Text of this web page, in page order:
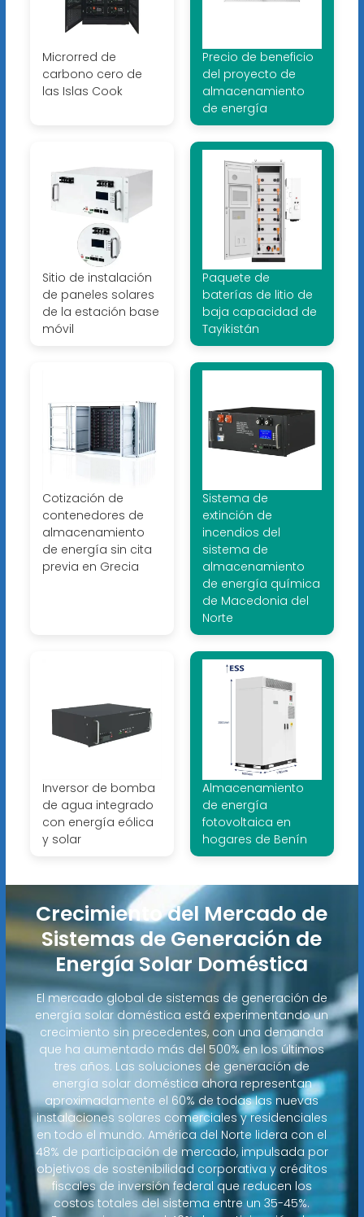
Microrred de
carbono cero de
las Islas Cook
Precio de beneficio
del proyecto de
almacenamiento
de energía
Sitio de instalación
de paneles solares
de la estación base
móvil
Paquete de
baterías de litio de
baja capacidad de
Tayikistán
Cotización de
contenedores de
almacenamiento
de energía sin cita
previa en Grecia
Sistema de
extinción de
incendios del
sistema de
almacenamiento
de energía química
de Macedonia del
Norte
Inversor de bomba
de agua integrado
con energía eólica
y solar
Almacenamiento
de energía
fotovoltaica en
hogares de Benín
Crecimiento del Mercado de
Sistemas de Generación de
Energía Solar Doméstica
El mercado global de sistemas de generación de
energía solar doméstica está experimentando un
crecimiento sin precedentes, con una demanda
que ha aumentado más del 500% en los últimos
tres años. Las soluciones de generación de
energía solar doméstica ahora representan
aproximadamente el 60% de todas las nuevas
instalaciones solares comerciales y residenciales
en todo el mundo. América del Norte lidera con el
48% de participación de mercado, impulsada por
objetivos de sostenibilidad corporativa y créditos
fiscales de inversión federal que reducen los
costos totales del sistema entre un 35-45%.